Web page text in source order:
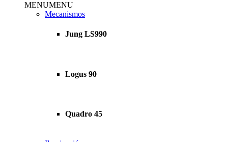
MENUMENU
Mecanismos
Jung LS990
Logus 90
Quadro 45